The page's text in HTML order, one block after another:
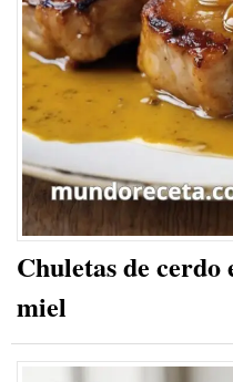
Chuletas de cerdo
miel